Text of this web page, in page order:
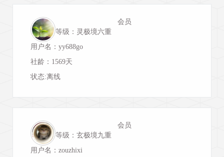
会员
等级：灵极境六重
用户名：yy688go
社龄：1569天
状态:离线
会员
等级：玄极境九重
用户名：zouzhixi